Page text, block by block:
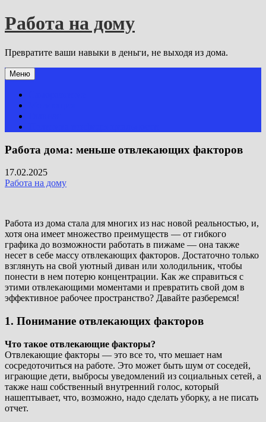
Перейти
к
Работа на дому
Превратите ваши навыки в деньги, не выходя из дома.
Меню
Работа дома: меньше отвлекающих факторов
17.02.2025
Работа на дому
Работа из дома стала для многих из нас новой реальностью, и,
хотя она имеет множество преимуществ — от гибкого
графика до возможности работать в пижаме — она также
несет в себе массу отвлекающих факторов. Достаточно только
взглянуть на свой уютный диван или холодильник, чтобы
понести в нем потерю концентрации. Как же справиться с
этими отвлекающими моментами и превратить свой дом в
эффективное рабочее пространство? Давайте разберемся!
1. Понимание отвлекающих факторов
Что такое отвлекающие факторы?
Отвлекающие факторы — это все то, что мешает нам
сосредоточиться на работе. Это может быть шум от соседей,
играющие дети, выбросы уведомлений из социальных сетей, а
также наш собственный внутренний голос, который
нашептывает, что, возможно, надо сделать уборку, а не писать
отчет.